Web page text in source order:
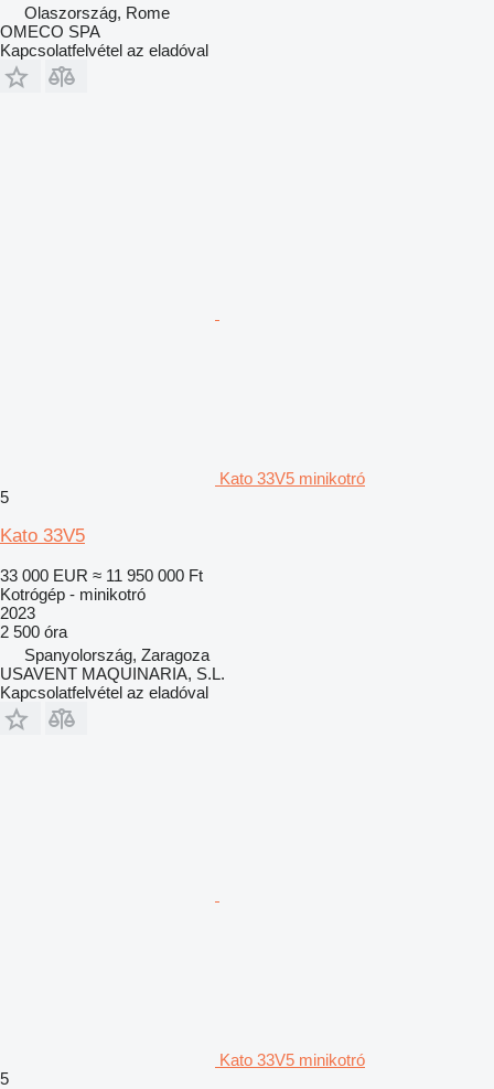
Olaszország, Rome
OMECO SPA
Kapcsolatfelvétel az eladóval
Kato 33V5 minikotró
5
Kato 33V5
33 000 EUR ≈ 11 950 000 Ft
Kotrógép - minikotró
2023
2 500 óra
Spanyolország, Zaragoza
USAVENT MAQUINARIA, S.L.
Kapcsolatfelvétel az eladóval
Kato 33V5 minikotró
5